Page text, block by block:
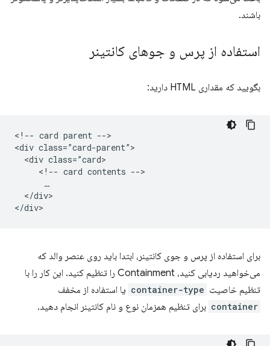
باشند.
استفاده از پرس و جوهای کانتینر
بگویید که مقداری HTML دارید:
<!-- card parent -->
<div class=”card-parent”>
  <div class=”card>
     <!-- card contents -->
      …
  </div>
برای استفاده از پرس و جوی کانتینر، ابتدا باید روی عنصر والد که
می‌خواهید ردیابی کنید، Containment را تنظیم کنید. این کار را با
تنظیم خاصیت container-type یا استفاده از مخفف
container برای تنظیم همزمان نوع و نام کانتینر انجام دهید.